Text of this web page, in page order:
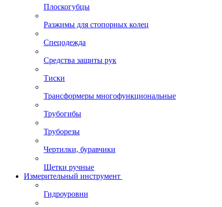
Плоскогубцы
Разжимы для стопорных колец
Спецодежда
Средства защиты рук
Тиски
Трансформеры многофункциональные
Трубогибы
Труборезы
Чертилки, буравчики
Щетки ручные
Измерительный инструмент
Гидроуровни